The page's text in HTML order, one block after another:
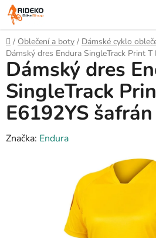
Přejít
na
obsah
Domů
/ Oblečení a boty / Dámské cyklo
Dámský dres Endura SingleTrack Print T
Dámský dres
SingleTrack
E6192YS šafrán
Značka: Endura